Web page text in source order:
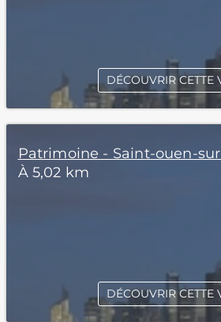
DÉCOUVRIR CETTE
Patrimoine - Saint-ouen-
À 5,02 km
DÉCOUVRIR CETTE